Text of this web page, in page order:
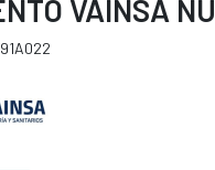
VAINSA